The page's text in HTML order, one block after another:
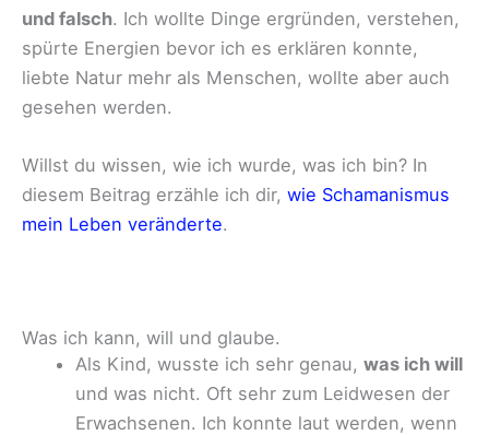
und falsch. Ich wollte Dinge ergründen, verstehen,
spürte Energien bevor ich es erklären konnte,
liebte Natur mehr als Menschen, wollte aber auch
gesehen werden.
Willst du wissen, wie ich wurde, was ich bin? In
diesem Beitrag erzähle ich dir, wie Schamanismus
mein Leben veränderte.
Was ich kann, will und glaube.
Als Kind, wusste ich sehr genau,was ich will
und was nicht. Oft sehr zum Leidwesen der
Erwachsenen. Ich konnte laut werden, wenn